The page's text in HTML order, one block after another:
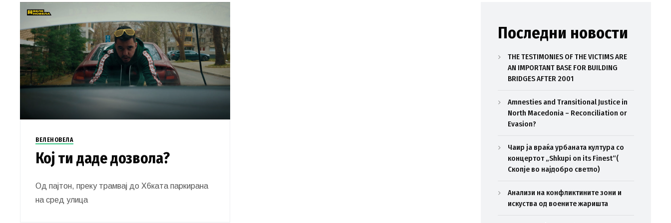
ВЕЛЕНОВЕЛА
Кој ти даде дозвола?
Од пајтон, преку трамвај до X6ката паркирана
на сред улица
Последни новости
THE TESTIMONIES OF THE VICTIMS ARE
AN IMPORTANT BASE FOR BUILDING
BRIDGES AFTER 2001
Amnesties and Transitional Justice in
North Macedonia – Reconciliation or
Evasion?
Чаир ја враќа урбаната култура со
концертот „Shkupi on its Finest“(
Скопје во најдобро светло)
Анализи на конфликтините зони и
искуства од воените жаришта